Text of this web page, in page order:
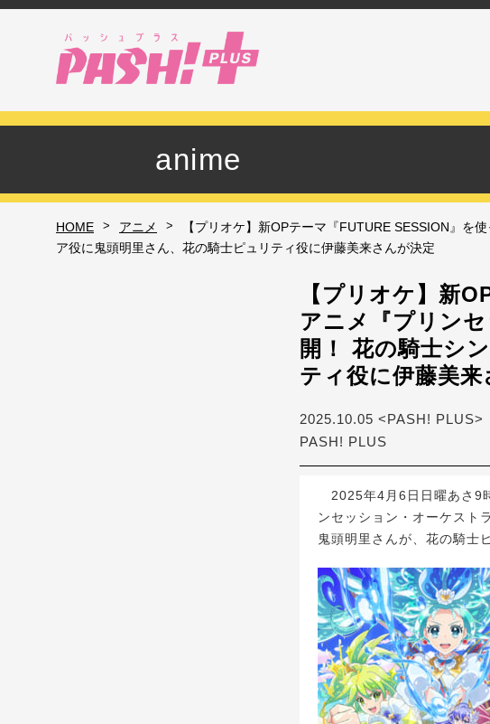
anime
HOME > アニメ >
【プリオケ】新OPテーマ『FUTURE SESSION』を
ア役に鬼頭明里さん、花の騎士ピュリティ役に伊藤美来さんが決定
【プリオケ】新
アニメ『プリン
開！ 花の騎士シ
ティ役に伊藤美来
2025.10.05 <PASH! PLUS>
PASH! PLUS
2025年4月6日日曜あさ9
ンセッション・オーケスト
鬼頭明里さんが、花の騎士